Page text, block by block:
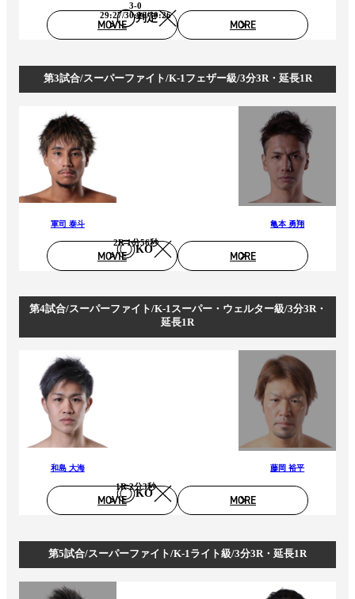
判定
3-0
29:27/30:26/30:26
MOVIE MORE
第3試合/スーパーファイト/K-1フェザー級/3分3R・延長1R
軍司 泰斗
KO
2R 1分56秒
亀本 勇翔
MOVIE MORE
第4試合/スーパーファイト/K-1スーパー・ウェルター級/3分3R・
延長1R
和島 大海
KO
1R 2分3秒
藤岡 裕平
MOVIE MORE
第5試合/スーパーファイト/K-1ライト級/3分3R・延長1R